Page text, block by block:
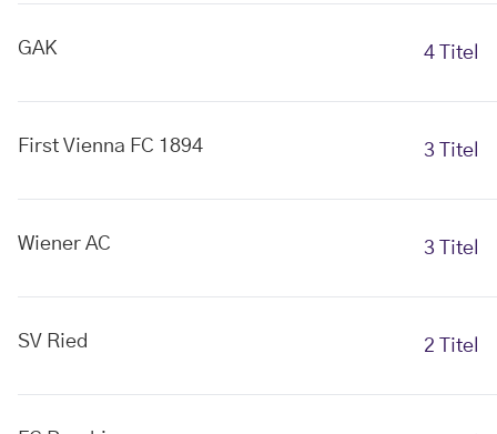
GAK 4 Titel
First Vienna FC 1894 3 Titel
Wiener AC 3 Titel
SV Ried 2 Titel